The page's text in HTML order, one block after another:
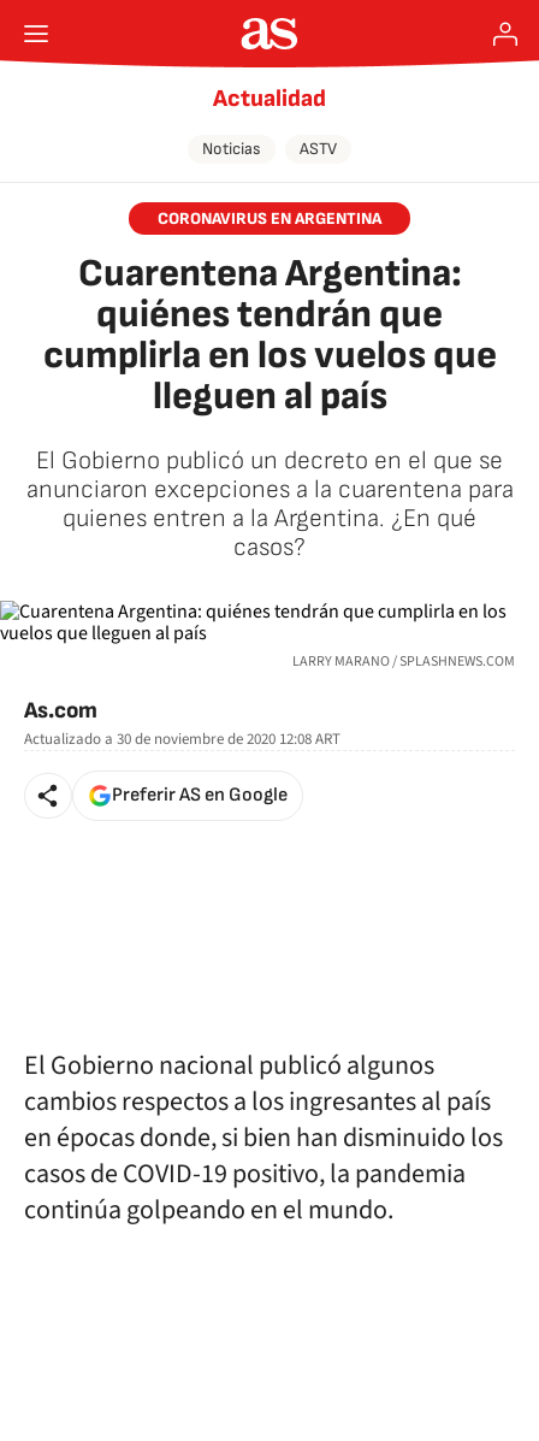
Actualidad
Noticias ASTV
CORONAVIRUS EN ARGENTINA
Cuarentena Argentina:
quiénes tendrán que
cumplirla en los vuelos que
lleguen al país
El Gobierno publicó un decreto en el que se
anunciaron excepciones a la cuarentena para
quienes entren a la Argentina. ¿En qué
casos?
LARRY MARANO / SPLASHNEWS.COM
As.com
Actualizado a 30 de noviembre de 2020 12:08ART
Preferir AS en Google
El Gobierno nacional publicó algunos
cambios respectos a los ingresantes al país
en épocas donde, si bien han disminuido los
casos de COVID-19 positivo, la pandemia
continúa golpeando en el mundo.